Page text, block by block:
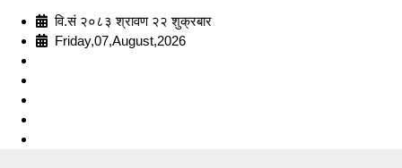
वि.सं २०८३ श्रावण २२ शुक्रबार
Friday,07,August,2026